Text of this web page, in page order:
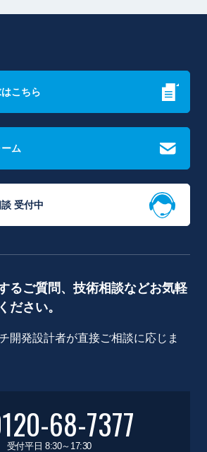
こちら
ム
受付中
るご質問、技術相談などお気軽
ださい。
開発設計者が直接ご相談に応じま
68-7377
受付平日 8:30～17:30